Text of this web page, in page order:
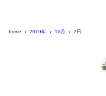
home 2019年 10月 7日